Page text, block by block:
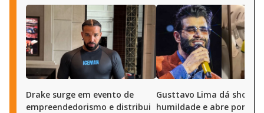
Drake surge em evento de
empreendedorismo e distribui
Gusttavo Lima dá show
humildade e abre portas